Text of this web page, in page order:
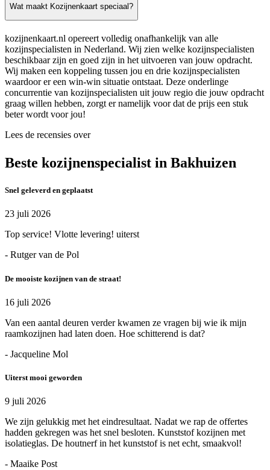
Wat maakt Kozijnenkaart speciaal?
kozijnenkaart.nl opereert volledig onafhankelijk van alle
kozijnspecialisten in Nederland. Wij zien welke kozijnspecialisten
beschikbaar zijn en goed zijn in het uitvoeren van jouw opdracht.
Wij maken een koppeling tussen jou en drie kozijnspecialisten
waardoor er een win-win situatie ontstaat. Deze onderlinge
concurrentie van kozijnspecialisten uit jouw regio die jouw opdracht
graag willen hebben, zorgt er namelijk voor dat de prijs een stuk
beter wordt voor jou!
Lees de recensies over
Beste kozijnenspecialist in Bakhuizen
Snel geleverd en geplaatst
23 juli 2026
Top service! Vlotte levering! uiterst
- Rutger van de Pol
De mooiste kozijnen van de straat!
16 juli 2026
Van een aantal deuren verder kwamen ze vragen bij wie ik mijn
raamkozijnen had laten doen. Hoe schitterend is dat?
- Jacqueline Mol
Uiterst mooi geworden
9 juli 2026
We zijn gelukkig met het eindresultaat. Nadat we rap de offertes
hadden gekregen was het snel besloten. Kunststof kozijnen met
isolatieglas. De houtnerf in het kunststof is net echt, smaakvol!
- Maaike Post